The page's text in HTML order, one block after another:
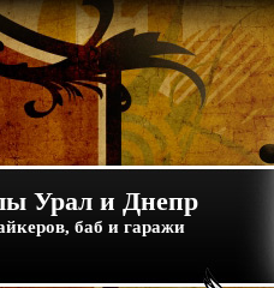
Урал и Днепр
баб и гаражи